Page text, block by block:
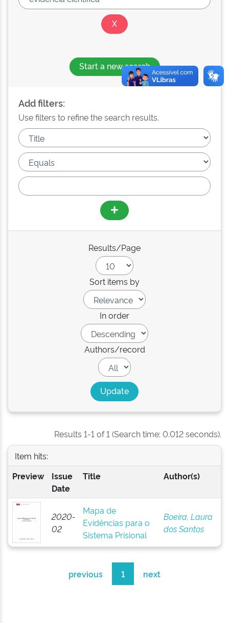
Start a new search
Add filters:
Use filters to refine the search results.
Results/Page
Sort items by
In order
Authors/record
Results 1-1 of 1 (Search time: 0.012 seconds).
Item hits:
Preview
Issue
Date
Title Author(s)
2020-
02
Mapa de
Evidências para o
Sistema Prisional
Boeira, Laura
dos Santos
previous 1 next